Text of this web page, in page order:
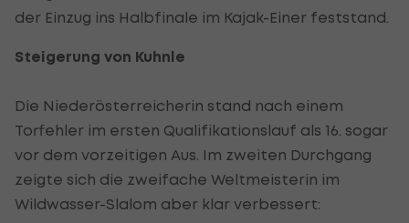
der Einzug ins Halbfinale im Kajak-Einer feststand.
Steigerung von Kuhnle
Die Niederösterreicherin stand nach einem
Torfehler im ersten Qualifikationslauf als 16. sogar
vor dem vorzeitigen Aus. Im zweiten Durchgang
zeigte sich die zweifache Weltmeisterin im
Wildwasser-Slalom aber klar verbessert: